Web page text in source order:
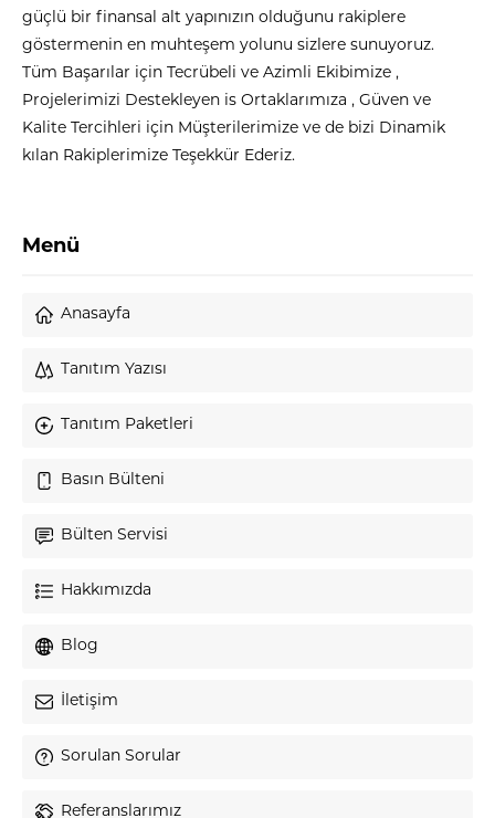
güçlü bir finansal alt yapınızın olduğunu rakiplere
göstermenin en muhteşem yolunu sizlere sunuyoruz.
Tüm Başarılar için Tecrübeli ve Azimli Ekibimize ,
Projelerimizi Destekleyen is Ortaklarımıza , Güven ve
Kalite Tercihleri için Müşterilerimize ve de bizi Dinamik
kılan Rakiplerimize Teşekkür Ederiz.
Menü
Anasayfa
Tanıtım Yazısı
Tanıtım Paketleri
Basın Bülteni
Bülten Servisi
Hakkımızda
Blog
İletişim
Sorulan Sorular
Referanslarımız